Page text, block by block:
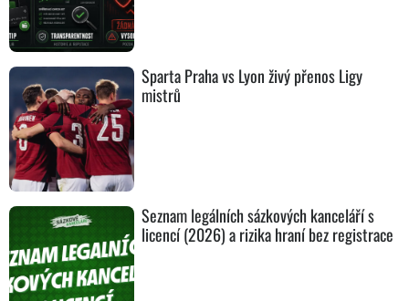
Sparta Praha vs Lyon živý přenos Ligy
mistrů
Seznam legálních sázkových kanceláří s
licencí (2026) a rizika hraní bez registrace